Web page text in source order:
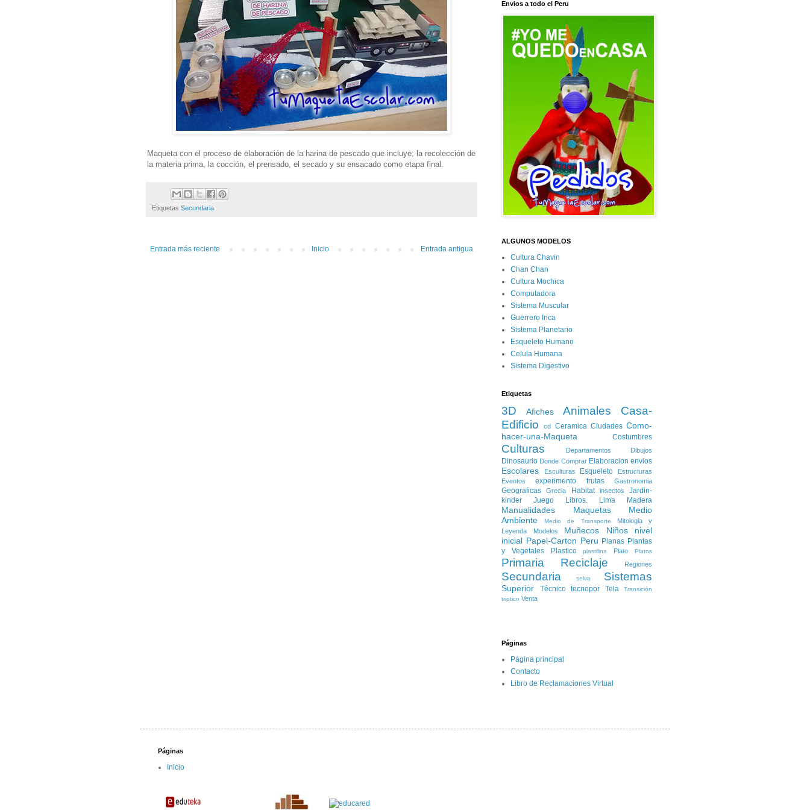
Maqueta con el proceso de elaboración de la harina de pescado que incluye; la recolección de
la materia prima, la cocción, el prensado, el secado y su ensacado como etapa final.
Etiquetas Secundaria
Entrada más reciente Entrada antigua
Inicio
Envios a todo el Peru
ALGUNOS MODELOS
Cultura Chavin
Chan Chan
Cultura Mochica
Computadora
Sistema Muscular
Guerrero Inca
Sistema Planetario
Esqueleto Humano
Celula Humana
Sistema Digestivo
Etiquetas
3D Afiches Animales
Casa-
Edificio
cd Ceramica Ciudades Como-
hacer-una-Maqueta
Costumbres
Culturas Departamentos Dibujos
Dinosaurio Donde Comprar Elaboracion envios
Escolares Esculturas Esqueleto
Estructuras
Eventos
experimento frutas Gastronomia
Geograficas Grecia Habitat insectos
Jardin-
kinder
Juego Libros. Lima Madera
Manualidades Maquetas
Medio
Ambiente
Medio de Transporte
Mitologia y
Leyenda
Modelos Muñecos Niños
nivel
inicial Papel-Carton Peru Planas Plantas
y Vegetales
Plastico plastilina Plato Platos
Primaria Reciclaje Regiones
Secundaria selva Sistemas
Superior Técnico tecnopor Tela
Transición
triptico Venta
Páginas
Página principal
Contacto
Libro de Reclamaciones Virtual
Páginas
Inicio